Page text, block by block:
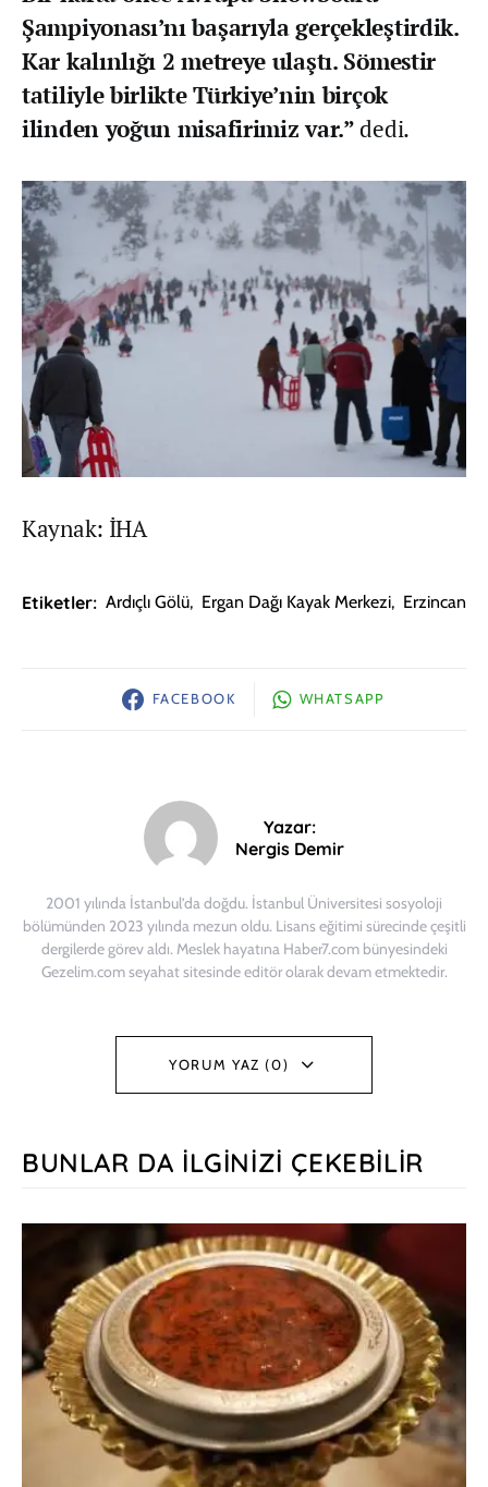
Şampiyonası’nı başarıyla gerçekleştirdik.
Kar kalınlığı 2 metreye ulaştı. Sömestir
tatiliyle birlikte Türkiye’nin birçok
ilinden yoğun misafirimiz var.”dedi.
Kaynak: İHA
Etiketler: Ardıçlı Gölü, Ergan Dağı Kayak Merkezi, Erzincan
FACEBOOK WHATSAPP
Yazar:
Nergis Demir
2001 yılında İstanbul’da doğdu. İstanbul Üniversitesi sosyoloji
bölümünden 2023 yılında mezun oldu. Lisans eğitimi sürecinde çeşitli
dergilerde görev aldı. Meslek hayatına Haber7.com bünyesindeki
Gezelim.com seyahat sitesinde editör olarak devam etmektedir.
YORUM YAZ (0)
BUNLAR DA İLGINIZI ÇEKEBILIR